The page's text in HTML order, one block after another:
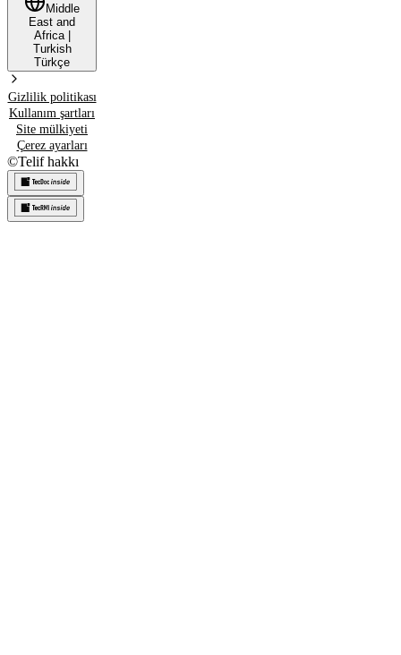
Middle
East and
Africa|
Turkish
Türkçe
Gizlilik politikası
Kullanım şartları
Site mülkiyeti
Çerez ayarları
©Telif hakkı